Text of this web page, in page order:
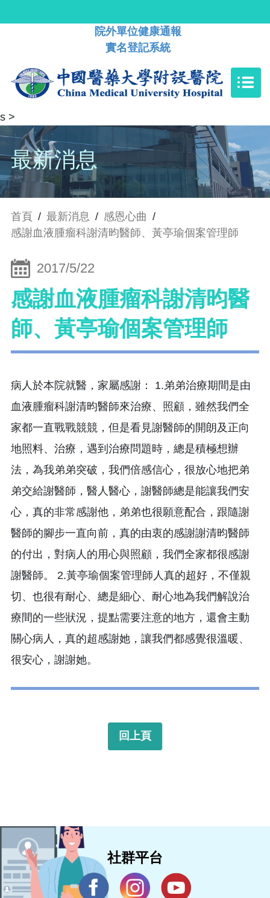
院外單位健康通報
實名登記系統
s >
最新消息
首頁 / 最新消息 / 感恩心曲 /
感謝血液腫瘤科謝清昀醫師、黃亭瑜個案管理師
2017/5/22
感謝血液腫瘤科謝清昀醫
師、黃亭瑜個案管理師
病人於本院就醫，家屬感謝： 1.弟弟治療期間是由
血液腫瘤科謝清昀醫師來治療、照顧，雖然我們全
家都一直戰戰競競，但是看見謝醫師的開朗及正向
地照料、治療，遇到治療問題時，總是積極想辦
法，為我弟弟突破，我們倍感信心，很放心地把弟
弟交給謝醫師，醫人醫心，謝醫師總是能讓我們安
心，真的非常感謝他，弟弟也很願意配合，跟隨謝
醫師的腳步一直向前，真的由衷的感謝謝清昀醫師
的付出，對病人的用心與照顧，我們全家都很感謝
謝醫師。 2.黃亭瑜個案管理師人真的超好，不僅親
切、也很有耐心、總是細心、耐心地為我們解說治
療間的一些狀況，提點需要注意的地方，還會主動
關心病人，真的超感謝她，讓我們都感覺很溫暖、
很安心，謝謝她。
回上頁
社群平台